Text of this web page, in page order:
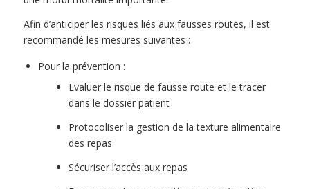
Afin d’anticiper les risques liés aux fausses routes, il est
recommandé les mesures suivantes :
Pour la prévention :
Evaluer le risque de fausse route et le tracer
dans le dossier patient
Protocoliser la gestion de la texture alimentaire
des repas
Sécuriser l’accès aux repas